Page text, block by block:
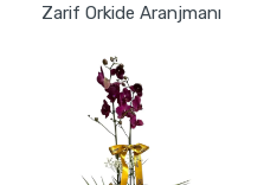
Zarif Orkide Aranjmanı